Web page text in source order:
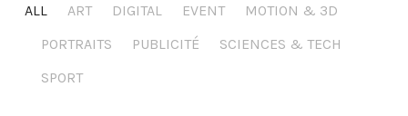
ALL ART DIGITAL EVENT
MOTION & 3D
PORTRAITS
PUBLICITÉ
SCIENCES & TECH
SPORT